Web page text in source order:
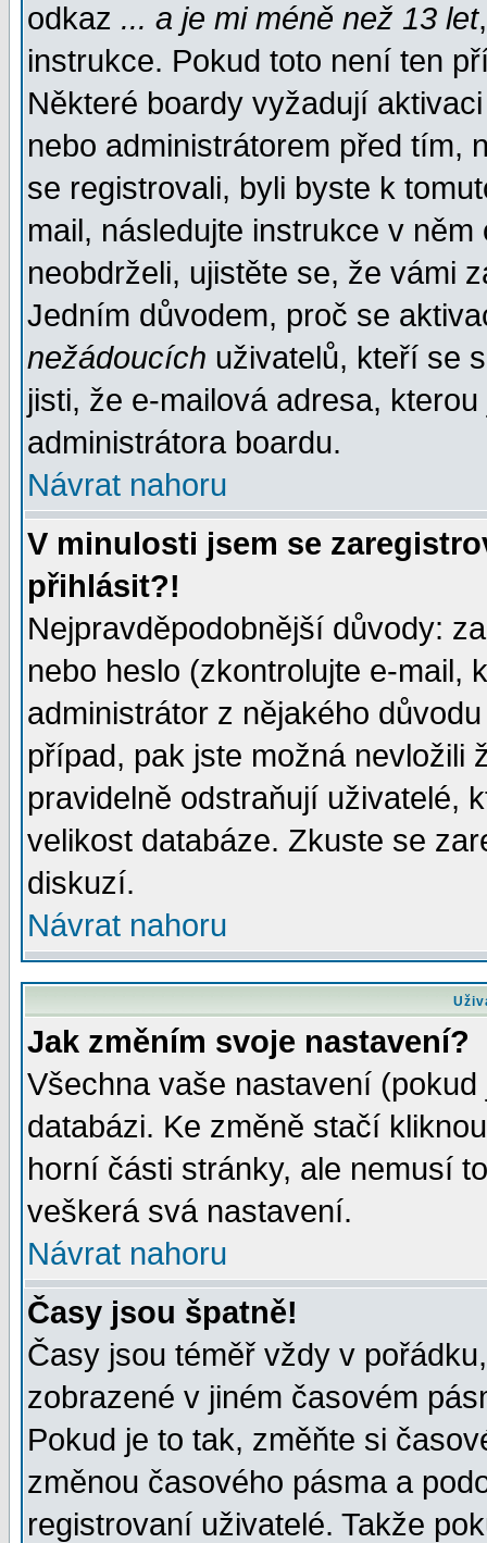
odkaz ... a je mi méně než 13 let
instrukce. Pokud toto není ten
Některé boardy vyžadují
nebo administrátorem před tím,
se registrovali, byli byste k
mail, následujte instrukce v
neobdrželi, ujistěte se, že vámi
Jedním důvodem, proč se
nežádoucích uživatelů, kteří se
jisti, že e-mailová adresa,
administrátora boardu.
Návrat nahoru
V minulosti jsem se
přihlásit?!
Nejpravděpodobnější důvody:
nebo heslo (zkontrolujte e-mail,
administrátor z nějakého
případ, pak jste možná nevložili
pravidelně odstraňují uživatelé,
velikost databáze. Zkuste se
diskuzí.
Návrat nahoru
Jak změním svoje nastavení?
Všechna vaše nastavení
databázi. Ke změně stačí
horní části stránky, ale nemusí
veškerá svá nastavení.
Návrat nahoru
Časy jsou špatně!
Časy jsou téměř vždy v
zobrazené v jiném časovém
Pokud je to tak, změňte si
změnou časového pásma a
registrovaní uživatelé. Takže